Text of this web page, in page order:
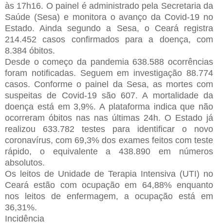
às 17h16. O painel é administrado pela Secretaria da
Saúde (Sesa) e monitora o avanço da Covid-19 no
Estado. Ainda segundo a Sesa, o Ceará registra
214.452 casos confirmados para a doença, com
8.384 óbitos.
Desde o começo da pandemia 638.588 ocorrências
foram notificadas. Seguem em investigação 88.774
casos. Conforme o painel da Sesa, as mortes com
suspeitas de Covid-19 são 607. A mortalidade da
doença está em 3,9%. A plataforma indica que não
ocorreram óbitos nas nas últimas 24h. O Estado já
realizou 633.782 testes para identificar o novo
coronavírus, com 69,3% dos exames feitos com teste
rápido, o equivalente a 438.890 em números
absolutos.
Os leitos de Unidade de Terapia Intensiva (UTI) no
Ceará estão com ocupação em 64,88% enquanto
nos leitos de enfermagem, a ocupação está em
36,31%.
Incidência